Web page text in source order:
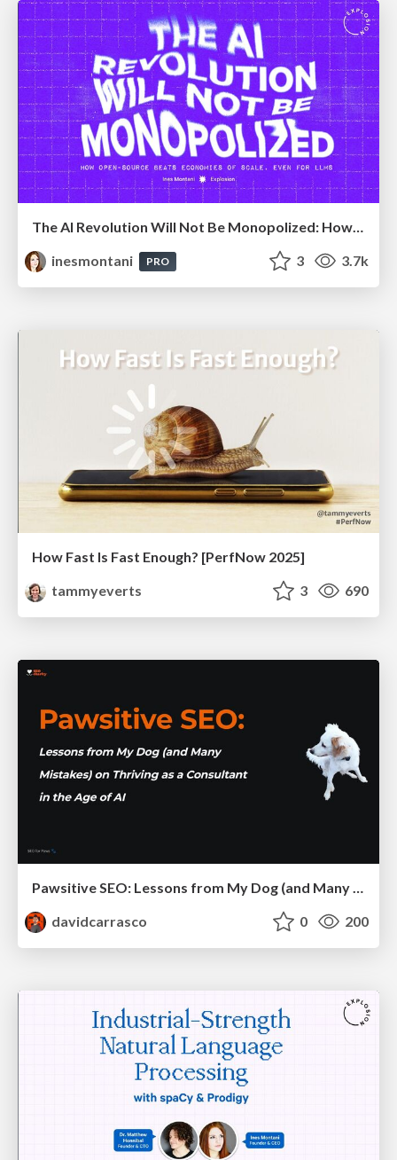
The AI Revolution Will Not Be Monopolized: How open-source beats economies of scale, even for LLMs
inesmontani
PRO 3 3.7k
How Fast Is Fast Enough? [PerfNow 2025]
tammyeverts
3 690
Pawsitive SEO: Lessons from My Dog (and Many Mistakes) on Thriving as a Consultant in the Age of AI
davidcarrasco
0 200